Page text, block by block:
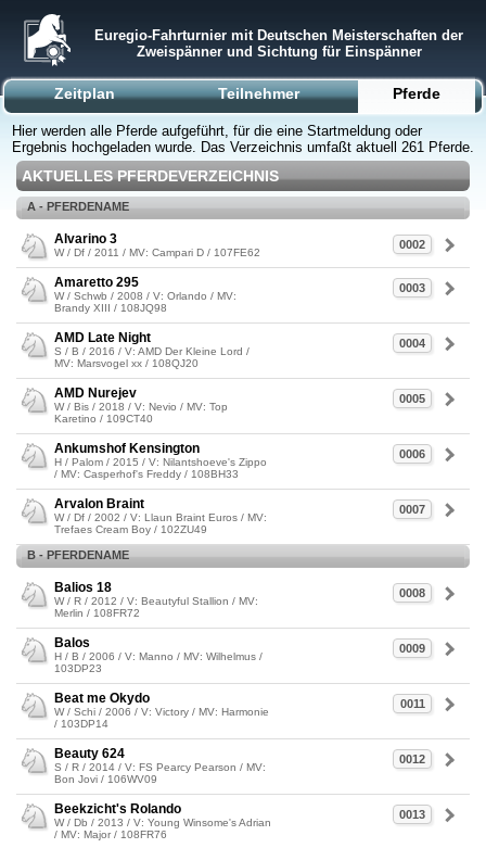
Euregio-Fahrturnier mit Deutschen Meisterschaften der
Zweispänner und Sichtung für Einspänner
Zeitplan Teilnehmer Pferde
Hier werden alle Pferde aufgeführt, für die eine Startmeldung oder
Ergebnis hochgeladen wurde. Das Verzeichnis umfaßt aktuell 261 Pferde.
AKTUELLES PFERDEVERZEICHNIS
A - PFERDENAME
0002
Alvarino 3
W / Df / 2011 / MV: Campari D / 107FE62
0003
Amaretto 295
W / Schwb / 2008 / V: Orlando / MV:
Brandy XIII / 108JQ98
0004
AMD Late Night
S / B / 2016 / V: AMD Der Kleine Lord /
MV: Marsvogel xx / 108QJ20
0005
AMD Nurejev
W / Bis / 2018 / V: Nevio / MV: Top
Karetino / 109CT40
0006
Ankumshof Kensington
H / Palom / 2015 / V: Nilantshoeve's Zippo
/ MV: Casperhof's Freddy / 108BH33
0007
Arvalon Braint
W / Df / 2002 / V: Llaun Braint Euros / MV:
Trefaes Cream Boy / 102ZU49
B - PFERDENAME
0008
Balios 18
W / R / 2012 / V: Beautyful Stallion / MV:
Merlin / 108FR72
0009
Balos
H / B / 2006 / V: Manno / MV: Wilhelmus /
103DP23
0011
Beat me Okydo
W / Schi / 2006 / V: Victory / MV: Harmonie
/ 103DP14
0012
Beauty 624
S / R / 2014 / V: FS Pearcy Pearson / MV:
Bon Jovi / 106WV09
0013
Beekzicht's Rolando
W / Db / 2013 / V: Young Winsome's Adrian
/ MV: Major / 108FR76